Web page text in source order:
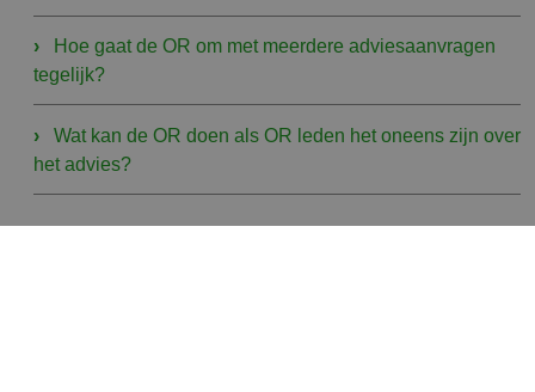
Hoe gaat de OR om met meerdere adviesaanvragen
tegelijk?
Wat kan de OR doen als OR leden het oneens zijn over
het advies?